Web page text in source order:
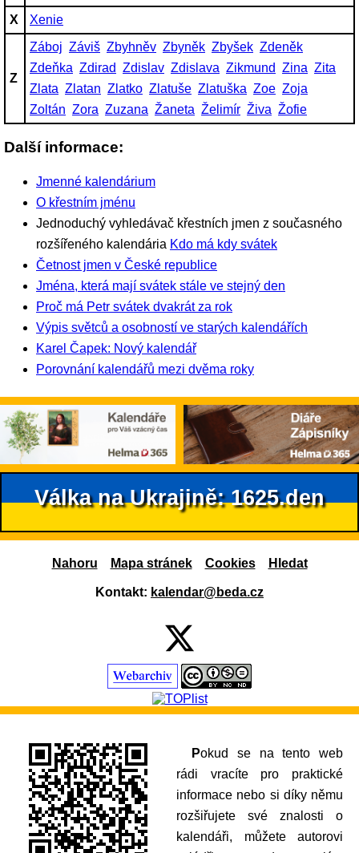
X
Xenie
Z
Záboj Záviš Zbyhněv Zbyněk Zbyšek Zdeněk
Zdeňka Zdirad Zdislav Zdislava Zikmund Zina Zita
Zlata Zlatan Zlatko Zlatuše Zlatuška Zoe Zoja
Zoltán Zora Zuzana Žaneta Želimír Živa Žofie
Další informace:
Jmenné kalendárium
O křestním jménu
Jednoduchý vyhledávač křestních jmen z současného
rozšířeného kalendária Kdo má kdy svátek
Četnost jmen v České republice
Jména, která mají svátek stále ve stejný den
Proč má Petr svátek dvakrát za rok
Výpis světců a osobností ve starých kalendářích
Karel Čapek: Nový kalendář
Porovnání kalendářů mezi dvěma roky
Válka na Ukrajině: 1625.den
Nahoru Mapa stránek Cookies Hledat
Kontakt: kalendar@beda.cz
Pokud se na tento web
rádi vracíte pro praktické
informace nebo si díky němu
rozšiřujete své znalosti o
kalendáři, můžete autorovi